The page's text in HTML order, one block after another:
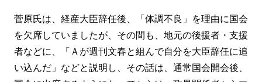
菅原氏は、経産大臣辞任後、「体調不良」を理由に国会
を欠席していましたが、その間も、地元の後援者・支援
者などに、「Ａが週刊文春と組んで自分を大臣辞任に追
い込んだ」などと説明し、その話は、通常国会開会後、